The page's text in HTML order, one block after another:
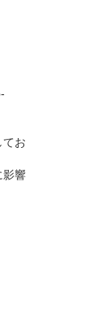
てお
影響